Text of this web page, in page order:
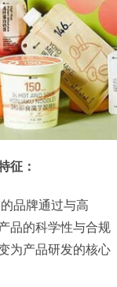
征：
品牌通过与高
品的科学性与合规
为产品研发的核心